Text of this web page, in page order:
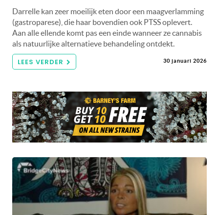
Darrelle kan zeer moeilijk eten door een maagverlamming
(gastroparese), die haar bovendien ook PTSS oplevert.
Aan alle ellende komt pas een einde wanneer ze cannabis
als natuurlijke alternatieve behandeling ontdekt.
LEES VERDER 30 januari 2026